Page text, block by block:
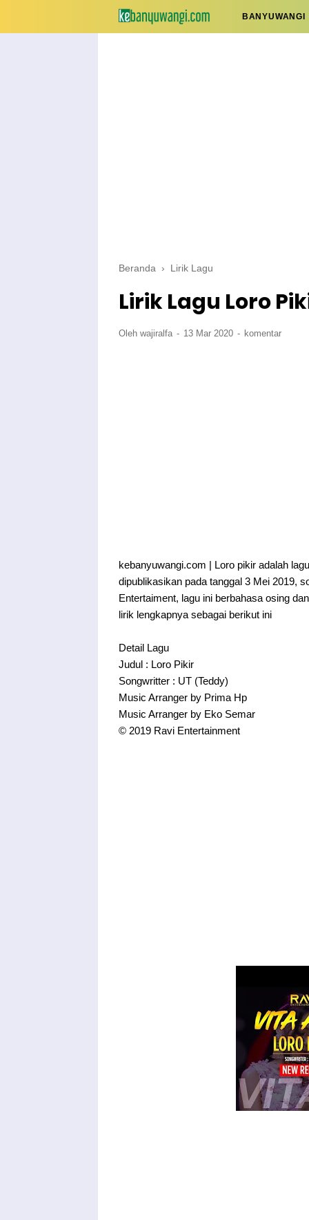
BANYUWANGI
Beranda › Lirik Lagu
Lirik Lagu Loro
Oleh wajiralfa 13 Mar 2020 komentar
kebanyuwangi.com | Loro pikir adalah
dipublikasikan pada tanggal 3 Mei 2019,
Entertaiment, lagu ini berbahasa osing
lirik lengkapnya sebagai berikut ini
Detail Lagu
Judul : Loro Pikir
Songwritter : UT (Teddy)
Music Arranger by Prima Hp
Music Arranger by Eko Semar
© 2019 Ravi Entertainment